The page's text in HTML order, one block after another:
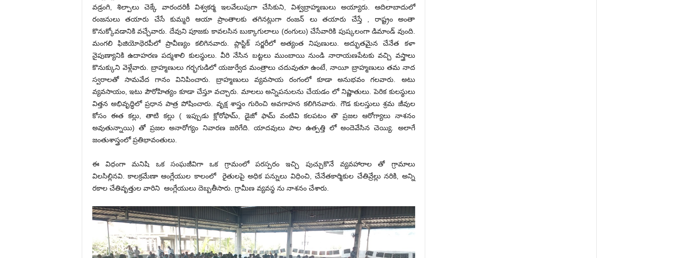
వడ్రంగి, శిల్పాలు చెక్కే వారందరికీ విశ్వకర్మ ఇలవేలుపుగా చేసికుని, విశ్వబ్రాహ్మణులు అయ్యారు. ఆదిలాబాదులో
రంజనులు తయారు చేసే కుమ్మరి ఆయా ప్రాంతాలకు తగినట్లుగా రంజన్ లు తయారు చేస్తే , రాష్ట్రం అంతా
కొనుక్కోవడానికి వచ్చేవారు. దేవుని పూజకు కావలసిన బుక్కాగులాలు (రంగులు) చేసేవారికి పుష్కలంగా డిమాండ్ వుంది.
మంగలి ఫిజియోథెరపీలో ప్రావీణ్యం కలిగినవారు. ప్లాస్టిక్ సర్జరీలో అత్యంత నిపుణులు. అద్భుతమైన చేనేత కళా
నైపుణ్యానికి ఉదాహరణ పద్మశాలి కులస్థులు. వీరి నేసిన బట్టలు ముంబాయి నుండి నారాయణపేటకు వచ్చి వస్త్రాలు
కొనుక్కుని వెళ్లేవారు. బ్రాహ్మణులు గర్భగుడిలో యజుర్వేద మంత్రాలు చదువుతూ ఉంటే, నాయీ బ్రాహ్మణులు తమ నాద
స్వరాలతో సామవేద గానం వినిపించారు. బ్రాహ్మణులు వ్యవసాయ రంగంలో కూడా అనుభవం గలవారు. అటు
వ్యవసాయం, ఇటు పౌరోహిత్యం కూడా చేస్తూ వచ్చారు. మాలలు అన్నిపనులను చేయడం లో నిష్ణాతులు. పెరిక కులస్థులు
విత్తన అభివృద్ధిలో ప్రధాన పాత్ర పోషించారు. వృక్ష శాస్త్రం గురించి అవగాహన కలిగినవారు. గౌడ కులస్తులు శ్రమ జీవుల
కోసం ఈత కల్లు, తాటి కల్లు ( ఇప్పుడు క్లోరోఫామ్, డైజో ఫామ్ వంటివి కలపటం తొ ప్రజల ఆరోగ్యాలు నాశనం
అవుతున్నాయి) తో ప్రజల అనారోగ్యం నివారణ జరిగేది. యాదవులు పాల ఉత్పత్తి లో అందెవేసిన చెయ్యి. అలాగే
జంతుశాస్త్రంలో ప్రతిభావంతులు.
ఈ విధంగా మనిషి ఒక సంఘజీవిగా ఒక గ్రామంలో పరస్పరం ఇచ్చి పుచ్చుకొనే వ్యవహారాల తో గ్రామాలు
విలసిల్లినవి. కాలక్రమేణా ఆంగ్లేయుల కాలంలో రైతులపై అధిక పన్నులు విధించి, చేనేతకార్మికుల చేతివ్రేల్లు నరికి, అన్ని
రకాల చేతివృత్తుల వారిని ఆంగ్లేయులు దెబ్బతీసారు. గ్రామీణ వ్యవస్థ ను నాశనం చేశారు.